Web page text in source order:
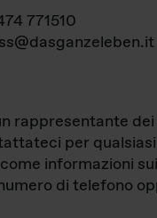
771510
rappresentante
per
informazioni
di telefono